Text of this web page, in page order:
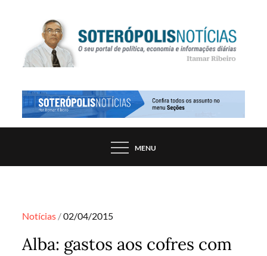
SOTERÓPOLIS NOTÍCIAS
PORTAL DE NOTÍCIAS DE SALVADOR E
MENU
Notícias Posted
02/04/2015
Alba: gastos aos cofres com